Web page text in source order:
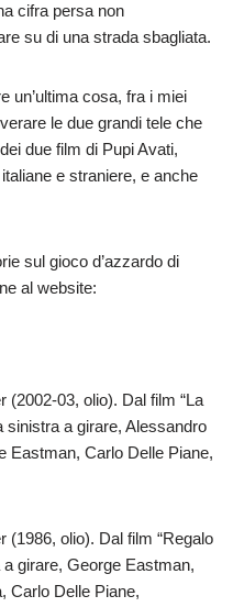
cifra persa non
su di una strada sbagliata.
un’ultima cosa, fra i miei
le due grandi tele che
due film di Pupi Avati,
e straniere, e anche
sul gioco d’azzardo di
al website:
03, olio). Dal film “La
sinistra a girare, Alessandro
Eastman, Carlo Delle Piane,
olio). Dal film “Regalo
girare, George Eastman,
Carlo Delle Piane,